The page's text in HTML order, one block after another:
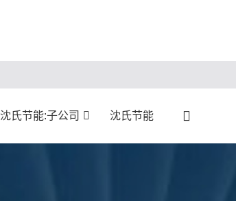
沈氏节能:子公司 沈氏节能